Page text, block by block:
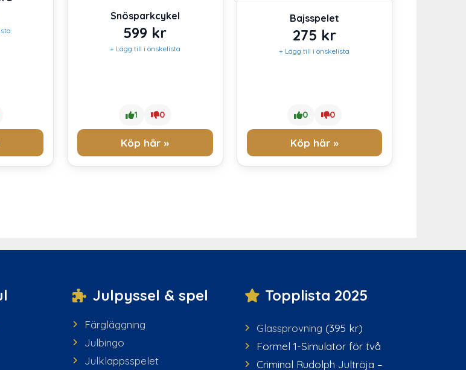
Snösparkcykel
599 kr
+ Lägg till i önskelista
1 0
Köp här »
Bajsspelet
275 kr
+ Lägg till i önskelista
0 0
Köp här »
Julpyssel & spel
Färgläggning
Julbingo
Julklappsspelet
Topplista 2025
Glassprovning (395 kr)
Formel 1-Simulator för två
Criminal Rudolph Jultröja –